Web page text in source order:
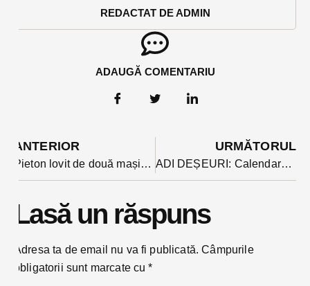
REDACTAT DE ADMIN
ADAUGĂ COMENTARIU
ANTERIOR
Pieton lovit de două mașini azi noapte în Budacu de Jos. Paramedicii au reusit sa-l resusciteze, însă starea acestuia e foarte gravă
URMĂTORUL
ADI DEȘEURI: Calendarul programului de colectare a deșeurilor reciclabile din octombrie
Lasă un răspuns
Adresa ta de email nu va fi publicată. Câmpurile
obligatorii sunt marcate cu*